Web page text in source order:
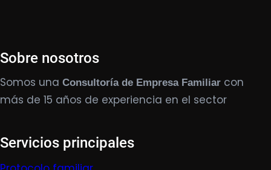
Sobre nosotros
Somos una Consultoría de Empresa Familiar con
más de 15 años de experiencia en el sector
Servicios principales